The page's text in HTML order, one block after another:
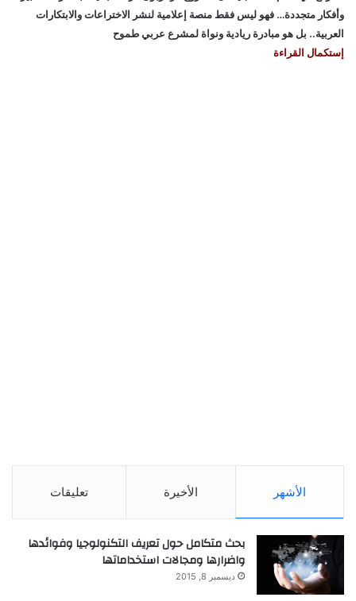
وأفكار متجددة… فهو ليس فقط منصة إعلامية لنشر الاختراعات والابتكارات
العربية.. بل هو مبادرة ريادية ونواة لمشرع عربي طموح
إستكمال القراءة
الأشهر الأخيرة تعليقات
بحث متكامل حول تعريف التكنولوجيا وفوائدها
واضرارها ومجالات استخداماتها
ديسمبر 8, 2015